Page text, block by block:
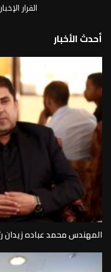
القرار
أحدث الأخبار
المهندس محمد عباده زيدان